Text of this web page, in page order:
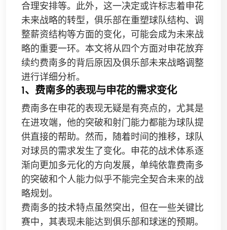
合理安排等。此外，这一决定或许标志着申花
未来战略的转型，俱乐部在重塑球队结构、调
整薪资结构等方面的变化，可能会成为未来战
略的重要一环。本文将从四个方面对申花放弃
续约费南多的背后原因及俱乐部未来战略调整
进行详细分析。
1、费南多的表现与申花的需求变化
费南多在申花的表现无疑是有亮点的，尤其是
在进攻端，他的突破和射门能力都能为球队提
供直接的帮助。然而，随着时间的推移，球队
对球员的需求发生了变化。申花的战术体系逐
渐向更加多元化的方向发展，单纯依靠费南多
的突破和个人能力似乎不能完全契合未来的战
略规划。
费南多的技术特点虽然突出，但在一些关键比
赛中，其表现未能达到俱乐部和球迷的预期。